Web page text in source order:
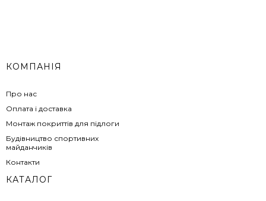
КОМПАНІЯ
Про нас
Оплата і доставка
Монтаж покриттів для підлоги
Будівництво спортивних
майданчиків
Контакти
КАТАЛОГ